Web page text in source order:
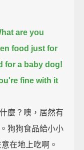
are you
food just for
for a baby dog!
fine with it
麼？噢，居然有
狗狗食品給小小
在地上吃啊。